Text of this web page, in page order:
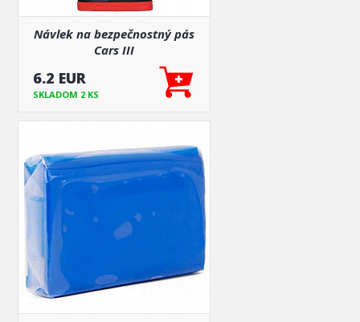
Návlek na bezpečnostný pás
Cars III
6.2 EUR
SKLADOM 2 KS